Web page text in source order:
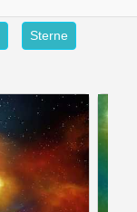
Sterne